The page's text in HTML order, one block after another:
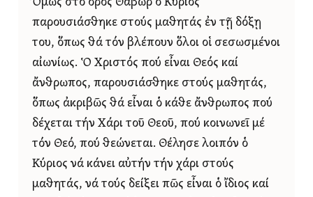
Ὅμως στό ὄρος Θαβώρ ὁ Κύριος
παρουσιάσθηκε στούς μαθητάς ἐν τῇ δόξῃ
του, ὅπως θά τόν βλέπουν ὅλοι οἱ σεσωσμένοι
αἰωνίως. Ὁ Χριστός πού εἶναι Θεός καί
ἄνθρωπος, παρουσιάσθηκε στούς μαθητάς,
ὅπως ἀκριβῶς θά εἶναι ὁ κάθε ἄνθρωπος πού
δέχεται τήν Χάρι τοῦ Θεοῦ, πού κοινωνεῖ μέ
τόν Θεό, πού θεώνεται. Θέλησε λοιπόν ὁ
Κύριος νά κάνει αὐτήν τήν χάρι στούς
μαθητάς, νά τούς δείξει πῶς εἶναι ὁ ἴδιος καί